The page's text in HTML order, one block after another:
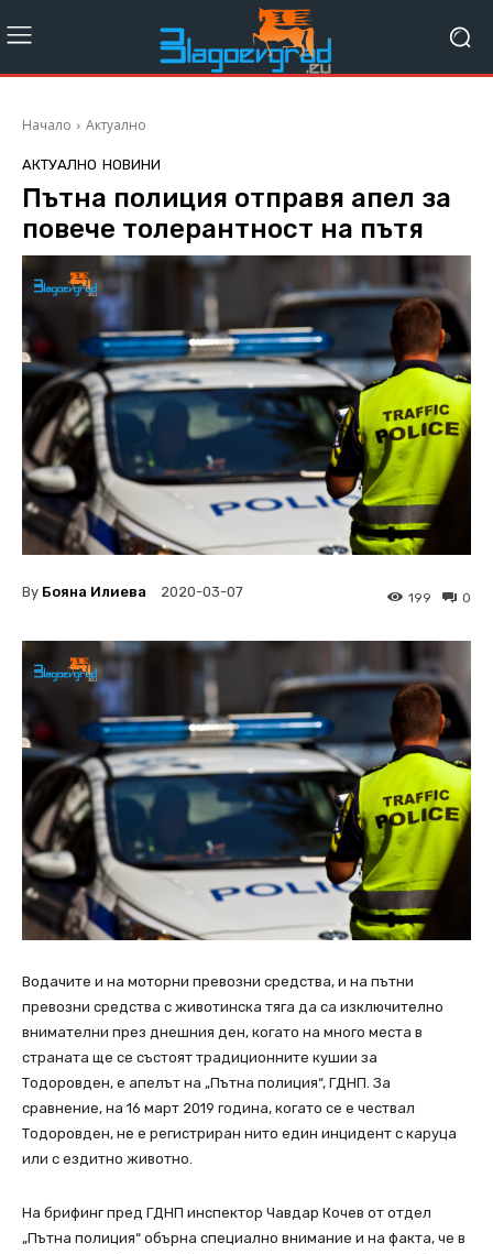
Начало Актуално
АКТУАЛНО НОВИНИ
Пътна полиция отправя апел за
повече толерантност на пътя
By Бояна Илиева 2020-03-07 0
199
Водачите и на моторни превозни средства, и на пътни
превозни средства с животинска тяга да са изключително
внимателни през днешния ден, когато на много места в
страната ще се състоят традиционните кушии за
Тодоровден, е апелът на „Пътна полиция“, ГДНП. За
сравнение, на 16 март 2019 година, когато се е чествал
Тодоровден, не е регистриран нито един инцидент с каруца
или с ездитно животно.
На брифинг пред ГДНП инспектор Чавдар Кочев от отдел
„Пътна полиция“ обърна специално внимание и на факта, че в